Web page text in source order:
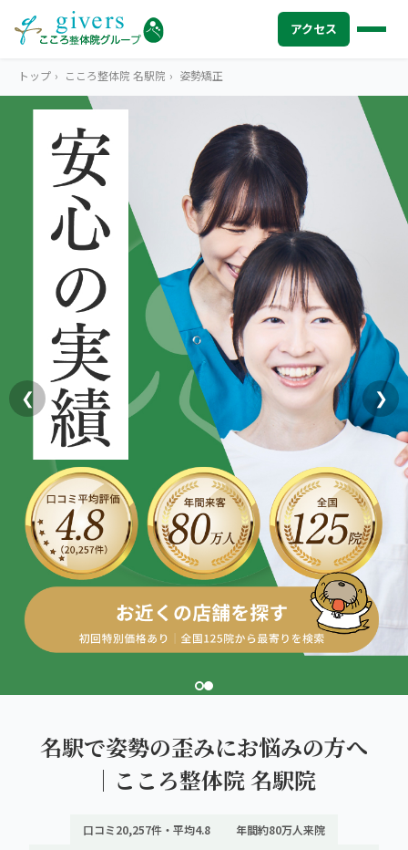
アクセス
HOME トップ
SYMPTOMS 症状から探す
腰痛
肩こり・首こり
四十肩・五十肩
膝痛・関節痛
股関節の痛み
産後の不調・体型の崩れ
骨盤の傾き・歪み
坐骨神経痛
ぎっくり腰
寝違え
姿勢矯正
MENU メニューから探す
STORE 店舗一覧
AREA エリアから探す
北海道
札幌エリア（13院）
東北
仙台エリア（4院）
関東
池袋エリア（3院）
新宿エリア（3院）
高田馬場エリア（2院）
立川エリア（2院）
広島エリア（4院）
ABOUT US 私たちについて
こころ整体院グループについて
初めての方へ
giversメソッドGIFT
研究・論文
医師・専門家からの推薦
メディア・実績
お知らせ
ご予約はこちら
OUR CONCEPT
とらわれないカラダを。
トップ › こころ整体院 名駅院 › 姿勢矯正
❮ ❯
名駅で姿勢の歪みにお悩みの方へ
｜こころ整体院 名駅院
口コミ20,257件・平均4.8
年間約80万人来院